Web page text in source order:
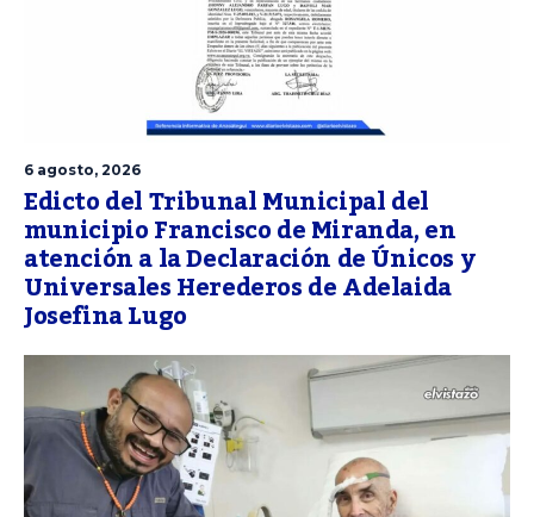
6 agosto, 2026
Edicto del Tribunal Municipal del
municipio Francisco de Miranda, en
atención a la Declaración de Únicos y
Universales Herederos de Adelaida
Josefina Lugo